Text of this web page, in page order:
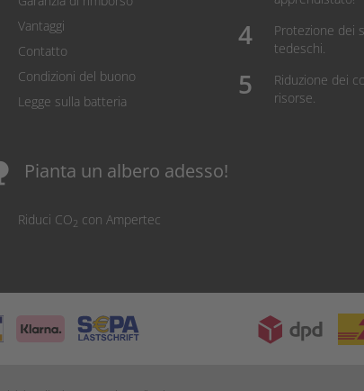
Vantaggi
Contatto
Condizioni del buono
Legge sulla batteria
Protezione dei
tedeschi.
Riduzione dei
risorse.
Pianta un albero adesso!
Riduci CO2 con Ampertec